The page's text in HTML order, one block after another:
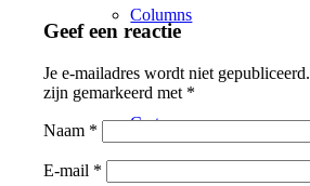
Columns
Cartoons
Geef een reactie
Je e-mailadres wordt niet gepubliceerd.
zijn gemarkeerd met *
Naam *
E-mail *